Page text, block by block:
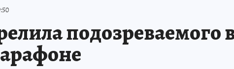
подозреваемого